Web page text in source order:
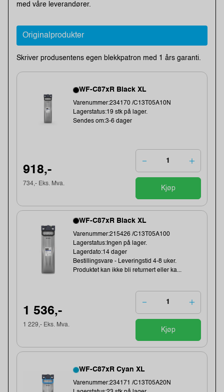
med våre leverandører.
Originalprodukter
Skriver produsentens egen blekkpatron med 1 års garanti.
WF-C87xR Black XL
Varenummer:234170 /C13T05A10N
Lagerstatus:19 stk på lager.
Sendes om:3-6 dager
918,-
734,- Eks. Mva.
Kjøp
WF-C87xR Black XL
Varenummer:215426 /C13T05A100
Lagerstatus:Ingen på lager.
Lagerdato:14 dager
Bestillingsvare - Leveringstid 4-8 uker.
Produktet kan ikke bli returnert eller ka...
1 536,-
1 229,- Eks. Mva.
Kjøp
WF-C87xR Cyan XL
Varenummer:234171 /C13T05A20N